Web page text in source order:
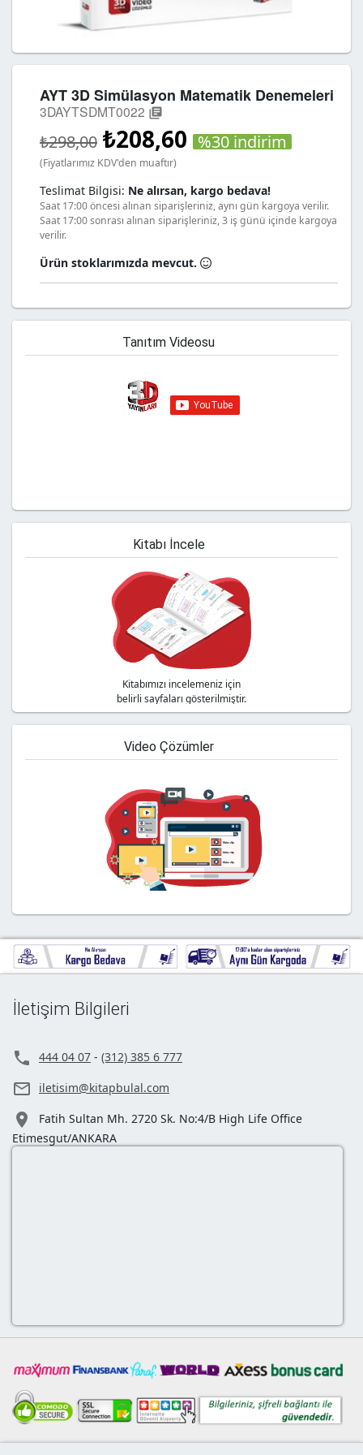
AYT 3D Simülasyon Matematik Denemeleri
3DAYTSDMT0022 library_books
₺298,00 ₺208,60 %30 indirim
(Fiyatlarımız KDV'den muaftır)
Teslimat Bilgisi: Ne alırsan, kargo bedava!
Saat 17:00 öncesi alınan siparişleriniz, aynı gün kargoya verilir.
Saat 17:00 sonrası alınan siparişleriniz, 3 iş günü içinde kargoya
verilir.
Ürün stoklarımızda mevcut.
Tanıtım Videosu
Kitabı İncele
Kitabımızı incelemeniz için
belirli sayfaları gösterilmiştir.
Video Çözümler
İletişim Bilgileri
 444 04 07 - (312) 385 6 777
 iletisim@kitapbulal.com

Fatih Sultan Mh. 2720 Sk. No:4/B High Life Office
Etimesgut/ANKARA